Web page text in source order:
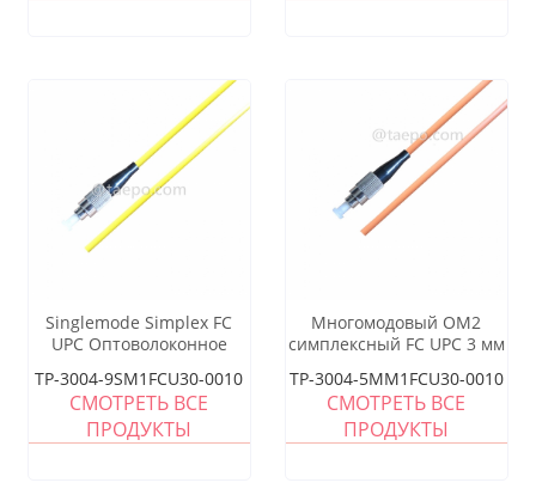
Singlemode Simplex FC
UPC Оптоволоконное
кабель
TP-3004-9SM1FCU30-0010
СМОТРЕТЬ ВСЕ
ПРОДУКТЫ
Многомодовый OM2
симплексный FC UPC 3 мм
- taepo.com
TP-3004-5MM1FCU30-0010
СМОТРЕТЬ ВСЕ
ПРОДУКТЫ